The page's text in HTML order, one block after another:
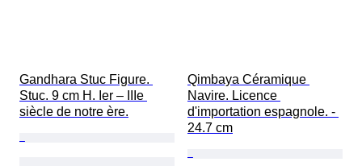
Gandhara Stuc Figure.
Stuc. 9 cm H. Ier – IIIe
siècle de notre ère.
Qimbaya Céramique
Navire. Licence
d'importation espagnole. -
24.7 cm